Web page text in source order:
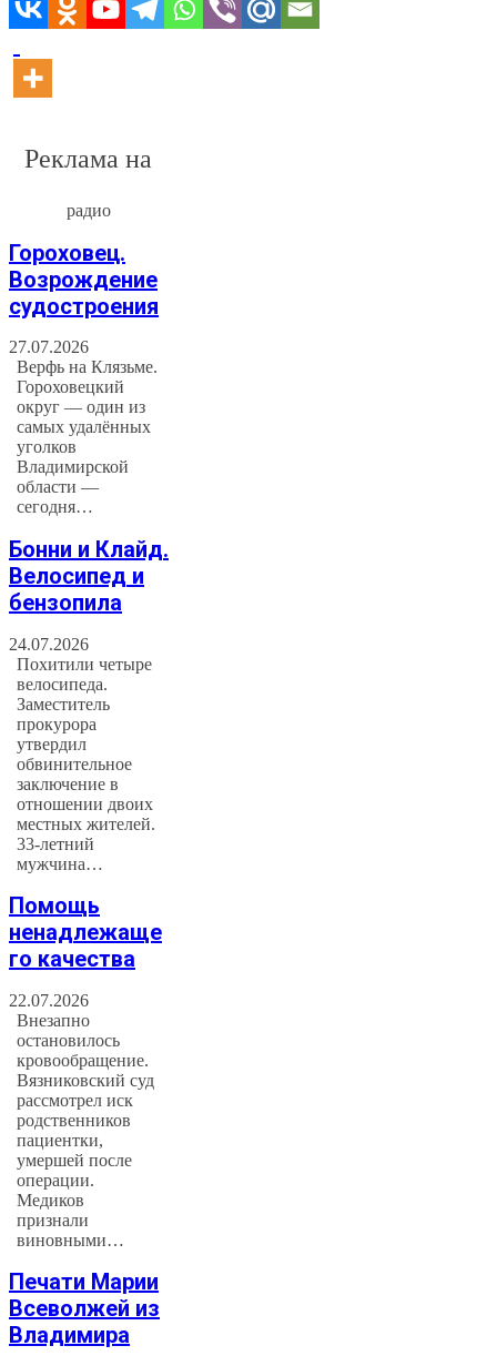
Реклама на
радио
Гороховец.
Возрождение
судостроения
27.07.2026
Верфь на Клязьме.
Гороховецкий
округ — один из
самых удалённых
уголков
Владимирской
области —
сегодня…
Бонни и Клайд.
Велосипед и
бензопила
24.07.2026
Похитили четыре
велосипеда.
Заместитель
прокурора
утвердил
обвинительное
заключение в
отношении двоих
местных жителей.
33-летний
мужчина…
Помощь
ненадлежаще
го качества
22.07.2026
Внезапно
остановилось
кровообращение.
Вязниковский суд
рассмотрел иск
родственников
пациентки,
умершей после
операции.
Медиков
признали
виновными…
Печати Марии
Всеволжей из
Владимира